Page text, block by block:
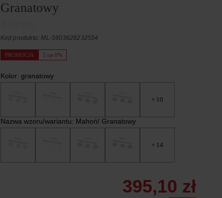
Granatowy
Kod produktu: ML-5903628232554
PROMOCJA 5 rat 0%
Kolor: granatowy
+ 10
Nazwa wzoru/wariantu: Mahoń/ Granatowy
+ 14
395,10 zł